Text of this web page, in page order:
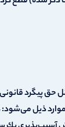
حق پیگرد
ذیل